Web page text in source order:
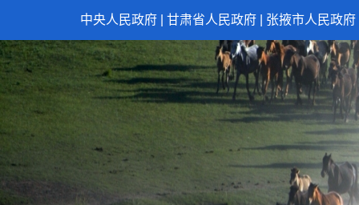
中央人民政府 甘肃省人民政府 张掖市人民政府